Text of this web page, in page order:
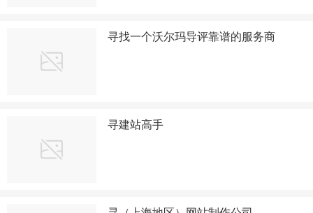
寻找一个沃尔玛导评靠谱的服务商
寻建站高手